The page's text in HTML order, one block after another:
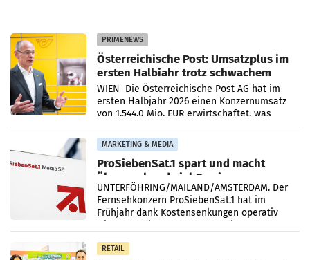
PRIMENEWS
Österreichische Post: Umsatzplus im
ersten Halbjahr trotz schwachem
Briefgeschäft
WIEN Die Österreichische Post AG hat im
ersten Halbjahr 2026 einen Konzernumsatz
von 1.544,0 Mio. EUR erwirtschaftet, was
einem Plus von 3,8 Prozent gegenüber dem
Vergleichszeitraum
MARKETING & MEDIA
ProSiebenSat.1 spart und macht
überraschend viel Gewinn
UNTERFÖHRING/MAILAND/AMSTERDAM. Der
Fernsehkonzern ProSiebenSat.1 hat im
Frühjahr dank Kostensenkungen operativ
RETAIL